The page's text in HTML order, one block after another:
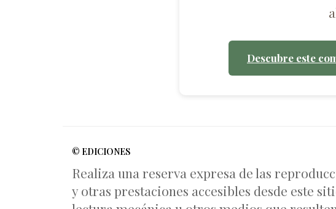
Descubre este
© EDICIONES
Realiza una reserva expresa de las
y otras prestaciones accesibles desde este